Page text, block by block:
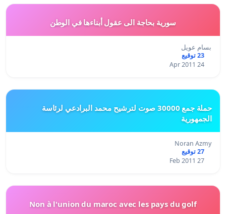
سورية بحاجة الى عقول أبناءها في الوطن
بسام عويل
23 توقيع
24 Apr 2011
حملة جمع 30000 صوت لترشيح محمد البرادعي لرئاسة
الجمهورية
Noran Azmy
27 توقيع
27 Feb 2011
Non à l'union du maroc avec les pays du golf